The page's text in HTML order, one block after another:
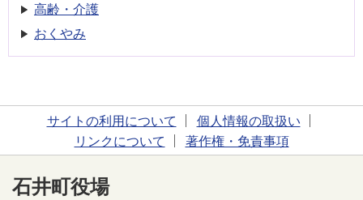
高齢・介護
おくやみ
サイトの利用について
個人情報の取扱い
リンクについて
著作権・免責事項
石井町役場